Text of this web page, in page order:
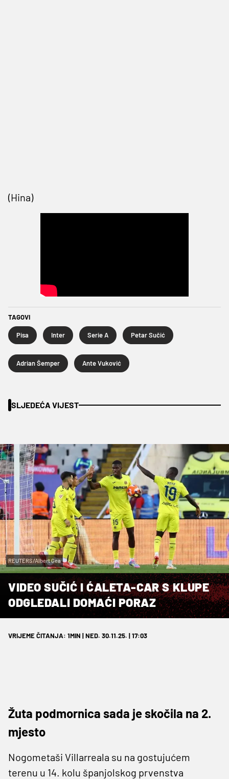
(Hina)
TAGOVI
Pisa Inter Serie A Petar Sučić
Adrian Šemper Ante Vuković
SLJEDEĆA VIJEST
REUTERS/Albert Gea
VIDEO SUČIĆ I ĆALETA-CAR S KLUPE
ODGLEDALI DOMAĆI PORAZ
VRIJEME ČITANJA: 1MIN | NED. 30.11.25. | 17:03
Žuta podmornica sada je skočila na 2.
mjesto
Nogometaši Villarreala su na gostujućem
terenu u 14. kolu španjolskog prvenstva